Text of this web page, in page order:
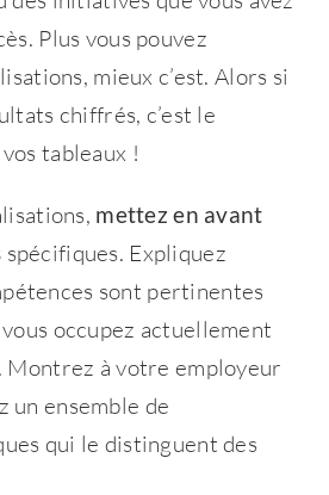
Plus vous pouvez
mieux c’est. Alors si
chiffrés, c’est le
tableaux !
mettez en avant
spécifiques. Expliquez
sont pertinentes
occupez actuellement
Montrez à votre employeur
un ensemble de
qui le distinguent des